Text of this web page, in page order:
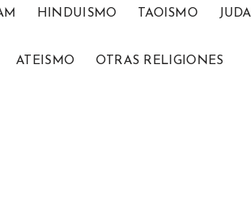
HINDUISMO TAOISMO
ATEISMO OTRAS RELIGIONES